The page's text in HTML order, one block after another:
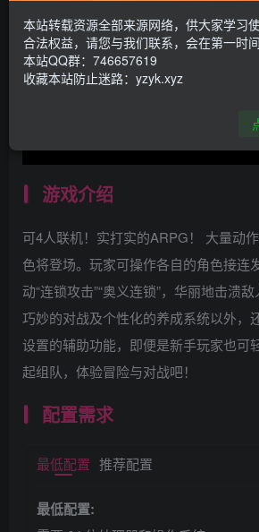
游戏介绍
可4人联机！实打实的ARPG！ 大量动
色将登场。玩家可操作各自的角色接连
动“连锁攻击”“奥义连锁”，华丽地击溃
巧妙的对战及个性化的养成系统以外，
设置的辅助功能，即便是新手玩家也可
起组队，体验冒险与对战吧！
配置需求
最低配置 推荐配置
最低配置:
本站转载资源全部来源网络，供大家学习
合法权益，请您与我们联系，会在第一时
本站QQ群：746657619
收藏本站防止迷路：yzyk.xyz